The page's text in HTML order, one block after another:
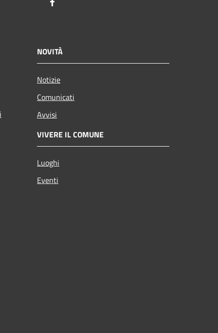
NOVITÀ
Notizie
Comunicati
Avvisi
VIVERE IL COMUNE
Luoghi
Eventi